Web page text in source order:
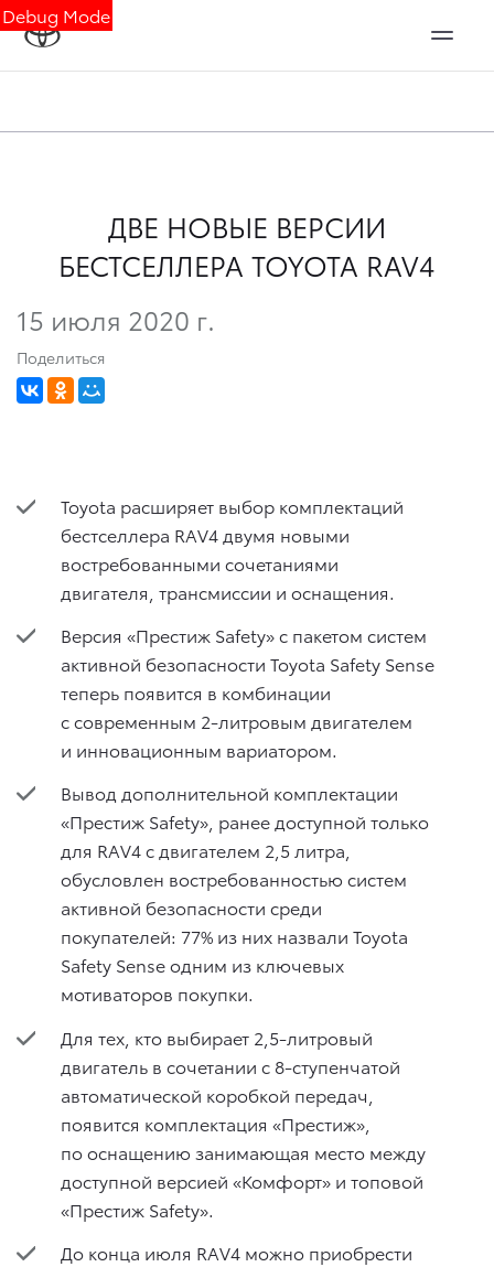
Debug Mode
ДВЕ НОВЫЕ ВЕРСИИ
БЕСТСЕЛЛЕРА TOYOTA RAV4
15 июля 2020 г.
Поделиться
Toyota расширяет выбор комплектаций
бестселлера RAV4 двумя новыми
востребованными сочетаниями
двигателя, трансмиссии и оснащения.
Версия «Престиж Safety» с пакетом систем
активной безопасности Toyota Safety Sense
теперь появится в комбинации
с современным 2-литровым двигателем
и инновационным вариатором.
Вывод дополнительной комплектации
«Престиж Safety», ранее доступной только
для RAV4 с двигателем 2,5 литра,
обусловлен востребованностью систем
активной безопасности среди
покупателей: 77% из них назвали Toyota
Safety Sense одним из ключевых
мотиваторов покупки.
Для тех, кто выбирает 2,5-литровый
двигатель в сочетании с 8-ступенчатой
автоматической коробкой передач,
появится комплектация «Престиж»,
по оснащению занимающая место между
доступной версией «Комфорт» и топовой
«Престиж Safety».
До конца июля RAV4 можно приобрести